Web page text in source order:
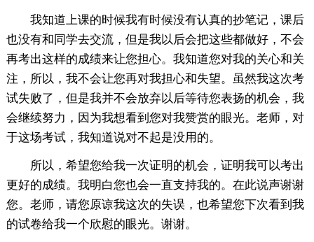
我知道上课的时候我有时候没有认真的抄笔记，课后
也没有和同学去交流，但是我以后会把这些都做好，不会
再考出这样的成绩来让您担心。我知道您对我的关心和关
注，所以，我不会让您再对我担心和失望。虽然我这次考
试失败了，但是我并不会放弃以后等待您表扬的机会，我
会继续努力，因为我想看到您对我赞赏的眼光。老师，对
于这场考试，我知道说对不起是没用的。
所以，希望您给我一次证明的机会，证明我可以考出
更好的成绩。我明白您也会一直支持我的。在此说声谢谢
您。老师，请您原谅我这次的失误，也希望您下次看到我
的试卷给我一个欣慰的眼光。谢谢。